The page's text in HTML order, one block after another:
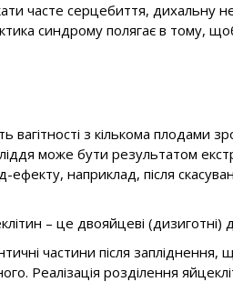
серцебиття, дихальну
синдрому полягає в тому,
вагітності з кількома плодами
може бути результатом
ефекту, наприклад, після
– це двояйцеві (дизиготні)
частини після
Реалізація розділення